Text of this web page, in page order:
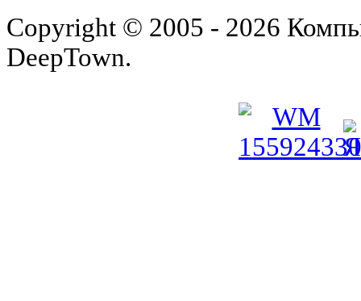
Copyright © 2005 - 2026
DeepTown.